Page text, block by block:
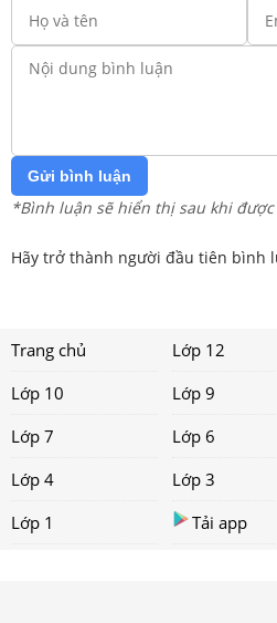
Gửi bình luận
*Bình luận sẽ hiển thị sau khi
Hãy trở thành người đầu tiên bình
Trang chủ Lớp 12
Lớp 10
Lớp 9
Lớp 7
Lớp 6
Lớp 4
Lớp 3
Lớp 1
Tải app